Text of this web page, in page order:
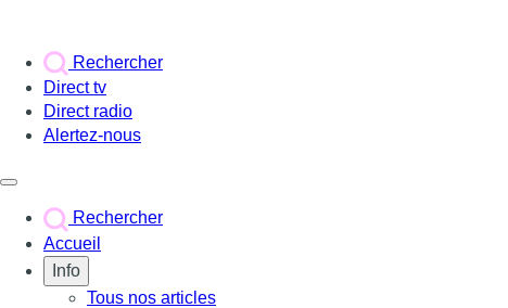
Rechercher
Direct tv
Direct radio
Alertez-nous
Rechercher
Accueil
Info
Tous nos articles